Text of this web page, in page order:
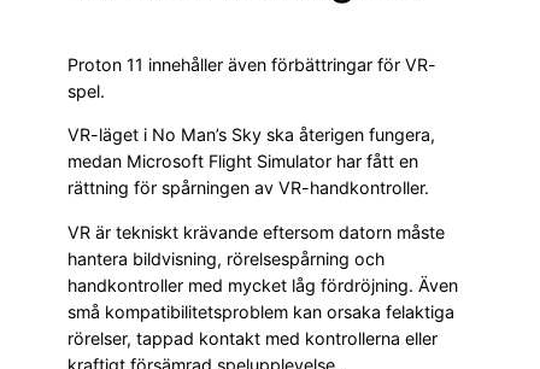
Proton 11 innehåller även förbättringar för VR-
spel.
VR-läget i No Man’s Sky ska återigen fungera,
medan Microsoft Flight Simulator har fått en
rättning för spårningen av VR-handkontroller.
VR är tekniskt krävande eftersom datorn måste
hantera bildvisning, rörelsespårning och
handkontroller med mycket låg fördröjning. Även
små kompatibilitetsproblem kan orsaka felaktiga
rörelser, tappad kontakt med kontrollerna eller
kraftigt försämrad spelupplevelse.